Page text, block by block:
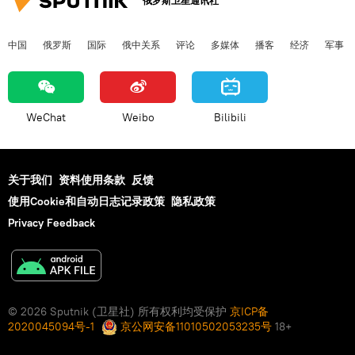
中国 俄罗斯 国际 俄中关系 评论 多媒体 播客 经济 军事
WeChat Weibo Bilibili
关于我们 资料使用条款 反馈
使用Cookie和自动日志记录政策 隐私政策
Privacy Feedback
© 2026 Sputnik (卫星社) 所有权利均受保护 京ICP备
2020045094号-1
京公网安备11010502053235号 18+